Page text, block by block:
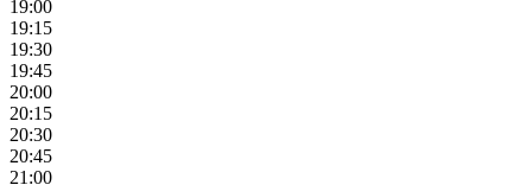
19:00
19:15
19:30
19:45
20:00
20:15
20:30
20:45
21:00